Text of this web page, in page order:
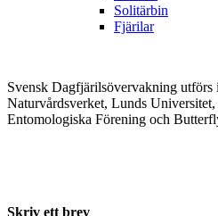
Solitärbin
Fjärilar
Svensk Dagfjärilsövervakning utförs
Naturvårdsverket, Lunds
Entomologiska Förening och
Skriv ett brev